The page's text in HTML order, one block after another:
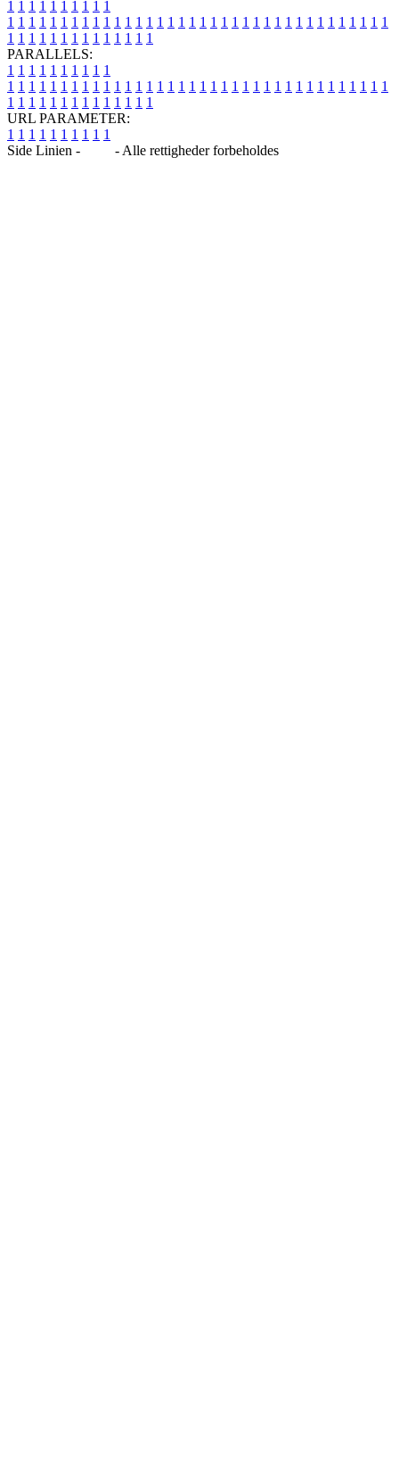
1 1 1 1 1 1 1 1 1 1
1 1 1 1 1 1 1 1 1 1 1 1 1 1 1 1 1 1 1 1 1 1 1 1 1 1 1 1 1 1 1 1 1 1 1 1
1 1 1 1 1 1 1 1 1 1 1 1 1 1
PARALLELS:
1 1 1 1 1 1 1 1 1 1
1 1 1 1 1 1 1 1 1 1 1 1 1 1 1 1 1 1 1 1 1 1 1 1 1 1 1 1 1 1 1 1 1 1 1 1
1 1 1 1 1 1 1 1 1 1 1 1 1 1
URL PARAMETER:
1 1 1 1 1 1 1 1 1 1
Side Linien -
- Alle rettigheder forbeholdes